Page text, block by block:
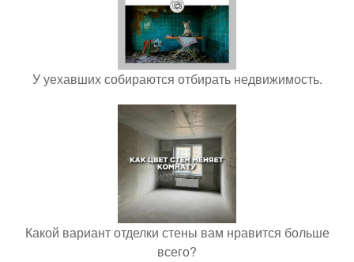
У уехавших собираются отбирать недвижимость.
Какой вариант отделки стены вам нравится больше
всего?